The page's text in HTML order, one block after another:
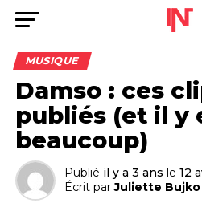
MUSIQUE
Damso : ces
publiés (et il y
beaucoup)
Publié il y a 3 ans le 12
Écrit par Juliette Bujko